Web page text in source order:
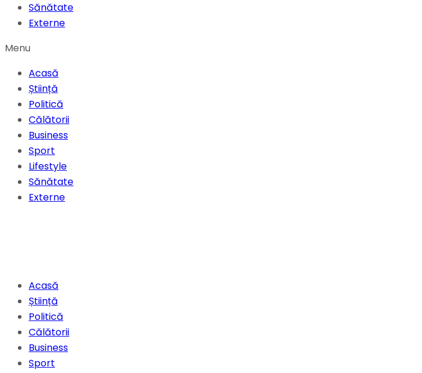
Sănătate
Externe
Menu
Acasă
Știință
Politică
Călătorii
Business
Sport
Lifestyle
Sănătate
Externe
Acasă
Știință
Politică
Călătorii
Business
Sport